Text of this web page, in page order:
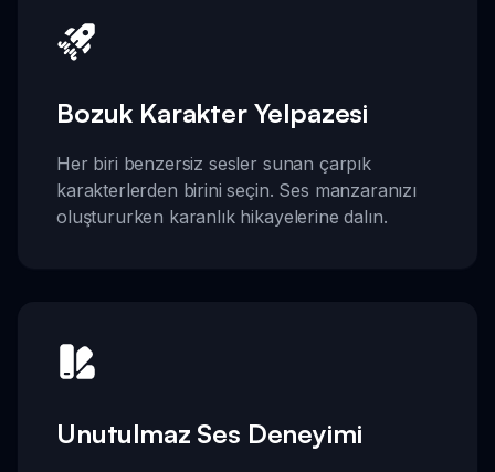
Bozuk Karakter Yelpazesi
Her biri benzersiz sesler sunan çarpık
karakterlerden birini seçin. Ses manzaranızı
oluştururken karanlık hikayelerine dalın.
Unutulmaz Ses Deneyimi